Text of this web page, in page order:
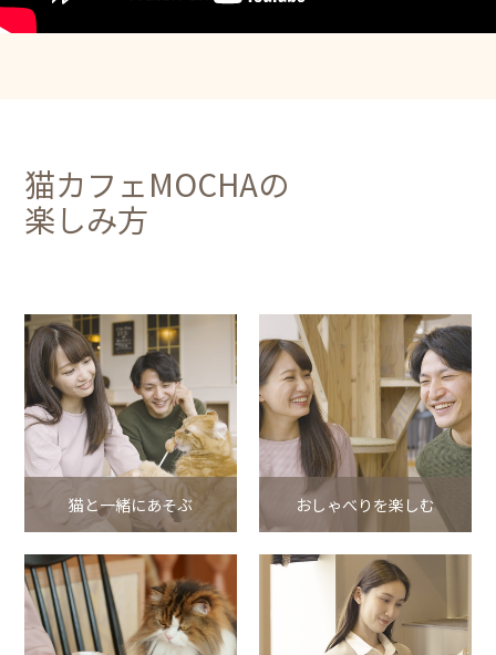
猫カフェMOCHAの
楽しみ方
猫と一緒にあそぶ おしゃべりを楽しむ